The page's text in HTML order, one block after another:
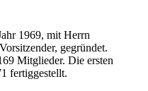
1969, mit Herrn
gegründet.
Mitglieder. Die ersten
fertiggestellt.